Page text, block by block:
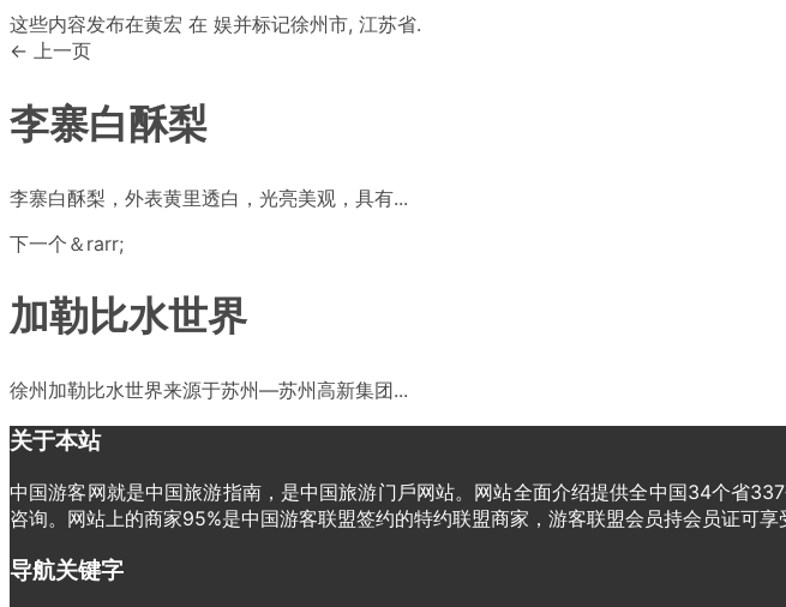
这些内容发布在黄宏 在 娱并标记徐州市, 江苏省.
← 上一页
李寨白酥梨
李寨白酥梨，外表黄里透白，光亮美观，具有...
下一个＆rarr;
加勒比水世界
徐州加勒比水世界来源于苏州—苏州高新集团...
关于本站
中国游客网就是中国旅游指南，是中国旅游门戶网站。网站全面介绍提供全中国34个省
咨询。网站上的商家95%是中国游客联盟签约的特约联盟商家，游客联盟会员持会员证可
导航关键字